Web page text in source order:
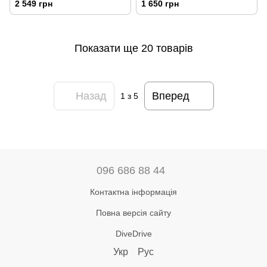
Sun Shirt, Mint XL
2 549 грн 1 650 грн
Показати ще 20 товарів
Назад 1з 5 Вперед
096 686 88 44
Контактна інформація
Повна версія сайту
DiveDrive
Укр Рус